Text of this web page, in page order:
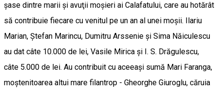
şase dintre marii şi avuţii moşieri ai Calafatului, care au hotărât
să contribuie fiecare cu venitul pe un an al unei moşii. Ilariu
Marian, Ştefan Marincu, Dumitru Arssenie şi Sima Năiculescu
au dat câte 10.000 de lei, Vasile Mirica şi I. S. Drăgulescu,
câte 5.000 de lei. Au contribuit cu aceeaşi sumă Mari Faranga,
moştenitoarea altui mare filantrop - Gheorghe Giuroglu, căruia